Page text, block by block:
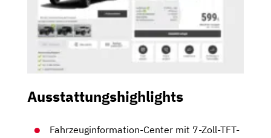
Ausstattungshighlights
Fahrzeuginformation-Center mit 7-Zoll-TFT-